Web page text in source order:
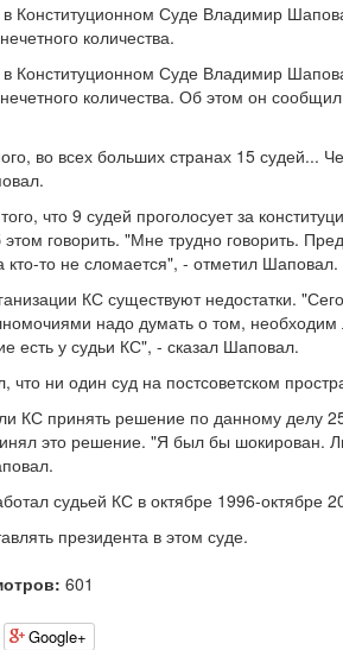
Конституционном Суде Владимир
количества.
Конституционном Суде Владимир
количества. Об этом он
во всех больших странах 15 судей...
что 9 судей проголосует за
говорить. "Мне трудно говорить.
кто-то не сломается", - отметил Шаповал.
КС существуют недостатки.
надо думать о том,
есть у судьи КС", - сказал Шаповал.
ни один суд на постсоветском
КС принять решение по данному делу
это решение. "Я был бы шокирован.
судьей КС в октябре 1996-октябре
президента в этом суде.
601
Google+